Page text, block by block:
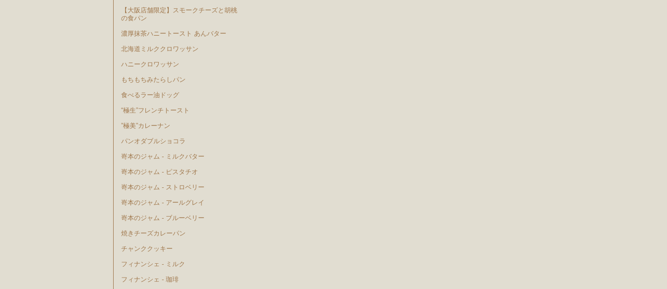
【大阪店舗限定】スモークチーズと胡桃
の食パン
濃厚抹茶ハニートースト あんバター
北海道ミルククロワッサン
ハニークロワッサン
もちもちみたらしパン
食べるラー油ドッグ
“極生”フレンチトースト
”極美”カレーナン
パンオダブルショコラ
嵜本のジャム - ミルクバター
嵜本のジャム - ピスタチオ
嵜本のジャム - ストロベリー
嵜本のジャム - アールグレイ
嵜本のジャム - ブルーベリー
焼きチーズカレーパン
チャンククッキー
フィナンシェ - ミルク
フィナンシェ - 珈琲